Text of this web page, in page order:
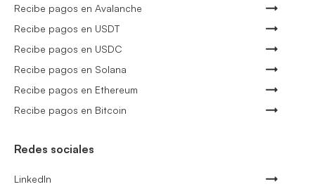
Recibe pagos en Avalanche
Recibe pagos en USDT
Recibe pagos en USDC
Recibe pagos en Solana
Recibe pagos en Ethereum
Recibe pagos en Bitcoin
Redes sociales
LinkedIn